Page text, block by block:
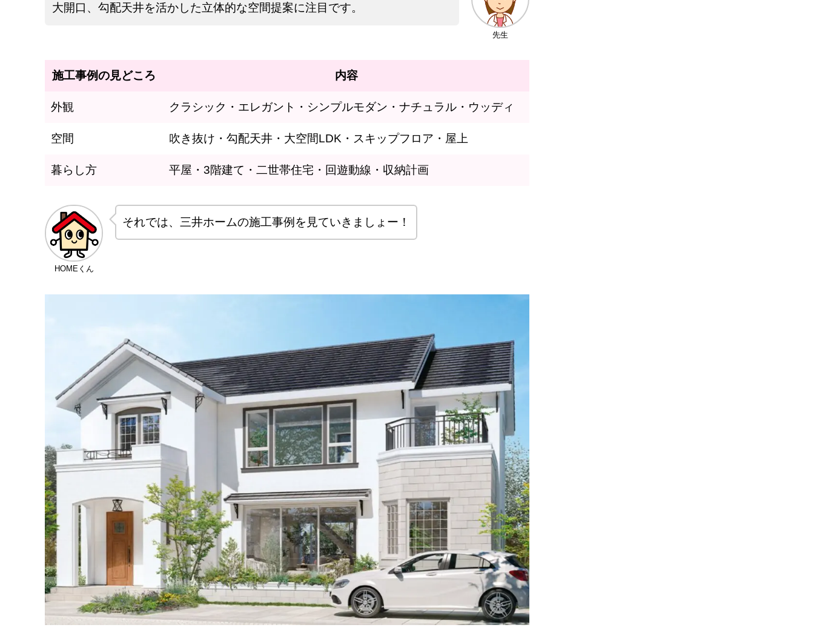
先生
大開口、勾配天井を活かした立体的な空間提案に注目です。
施工事例の見どころ 内容
外観 クラシック・エレガント・シンプルモダン・ナチュラル・ウッディ
空間 吹き抜け・勾配天井・大空間LDK・スキップフロア・屋上
暮らし方 平屋・3階建て・二世帯住宅・回遊動線・収納計画
HOMEくん
それでは、三井ホームの施工事例を見ていきましょー！